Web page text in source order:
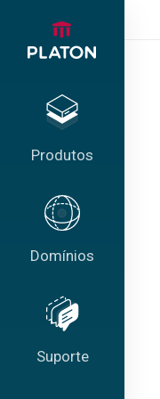
Produtos
Domínios
Suporte
Backup em
Cota